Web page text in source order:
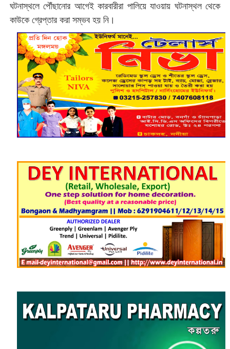
ঘটনাস্থলে পৌঁছানোর আগেই কারবারীরা পালিয়ে যাওয়ায় ঘটনাস্থল থেকে
কাউকে গ্রেপ্তার করা সম্ভব হয় নি।